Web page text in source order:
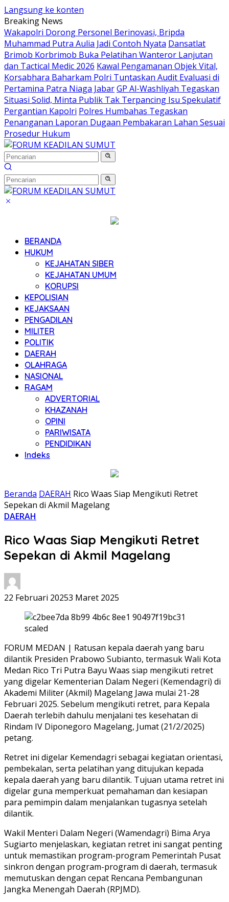
Langsung ke konten
Breaking News
Wakapolri Dorong Personel Berinovasi, Bripda
Muhammad Putra Aulia Jadi Contoh Nyata Dansatlat
Brimob Korbrimob Buka Pelatihan Wanteror Lanjutan
dan Tactical Medic 2026 Kawal Pengamanan Objek Vital,
Korsabhara Baharkam Polri Tuntaskan Audit Evaluasi di
Pertamina Patra Niaga JabarGP Al-Washliyah Tegaskan
Situasi Solid, Minta Publik Tak Terpancing Isu Spekulatif
Pergantian Kapolri Polres Humbahas Tegaskan
Penanganan Laporan Dugaan Pembakaran Lahan Sesuai
Prosedur Hukum
BERANDA
HUKUM
KEJAHATAN SIBER
KEJAHATAN UMUM
KORUPSI
KEPOLISIAN
KEJAKSAAN
PENGADILAN
MILITER
POLITIK
DAERAH
OLAHRAGA
NASIONAL
RAGAM
ADVERTORIAL
KHAZANAH
OPINI
PARIWISATA
PENDIDIKAN
Indeks
Beranda DAERAH Rico Waas Siap Mengikuti Retret
Sepekan di Akmil Magelang
DAERAH
Rico Waas Siap Mengikuti Retret
Sepekan di Akmil Magelang
22 Februari 20253 Maret 2025
FORUM MEDAN | Ratusan kepala daerah yang baru
dilantik Presiden Prabowo Subianto, termasuk Wali Kota
Medan Rico Tri Putra Bayu Waas siap mengikuti retret
yang digelar Kementerian Dalam Negeri (Kemendagri) di
Akademi Militer (Akmil) Magelang Jawa mulai 21-28
Februari 2025. Sebelum mengikuti retret, para Kepala
Daerah terlebih dahulu menjalani tes kesehatan di
Rindam IV Diponegoro Magelang, Jumat (21/2/2025)
petang.
Retret ini digelar Kemendagri sebagai kegiatan orientasi,
pembekalan, serta pelatihan yang ditujukan kepada
kepala daerah yang baru dilantik. Tujuan utama retret ini
digelar guna memperkuat pemahaman dan kesiapan
para pemimpin dalam menjalankan tugasnya setelah
dilantik.
Wakil Menteri Dalam Negeri (Wamendagri) Bima Arya
Sugiarto menjelaskan, kegiatan retret ini sangat penting
untuk memastikan program-program Pemerintah Pusat
sinkron dengan program-program di daerah, termasuk
memutuskan dengan cepat Rencana Pembangunan
Jangka Menengah Daerah (RPJMD).